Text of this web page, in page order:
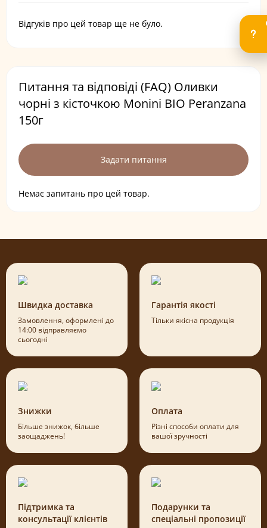
Відгуків про цей товар ще не було.
Питання та відповіді (FAQ) Оливки
чорні з кісточкою Monini BIO Peranzana
150г
Задати питання
Немає запитань про цей товар.
Швидка доставка
Замовлення, оформлені до
14:00 відправляємо
сьогодні
Гарантія якості
Тільки якісна продукція
Знижки
Більше знижок, більше
заощаджень!
Оплата
Різні способи оплати для
вашої зручності
Підтримка та
консультації клієнтів
Подарунки та
спеціальні пропозиції